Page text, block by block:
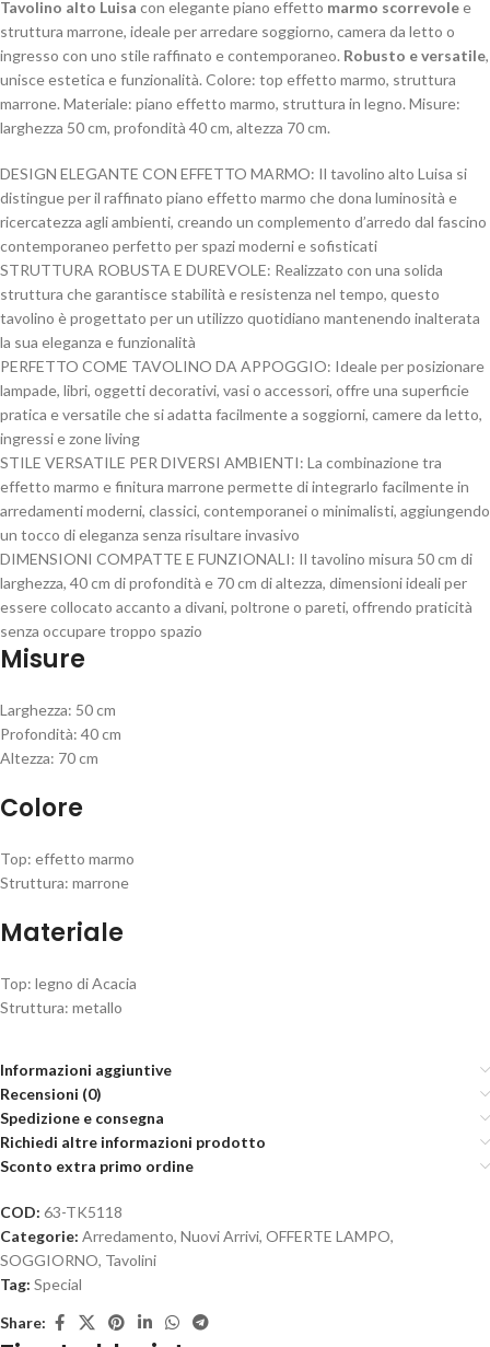
Tavolino alto Luisa con elegante piano effetto marmo scorrevolee
struttura marrone, ideale per arredare soggiorno, camera da letto o
ingresso con uno stile raffinato e contemporaneo. Robusto e versatile,
unisce estetica e funzionalità. Colore: top effetto marmo, struttura
marrone. Materiale: piano effetto marmo, struttura in legno. Misure:
larghezza 50 cm, profondità 40 cm, altezza 70 cm.
DESIGN ELEGANTE CON EFFETTO MARMO: Il tavolino alto Luisa si
distingue per il raffinato piano effetto marmo che dona luminosità e
ricercatezza agli ambienti, creando un complemento d’arredo dal fascino
contemporaneo perfetto per spazi moderni e sofisticati
STRUTTURA ROBUSTA E DUREVOLE: Realizzato con una solida
struttura che garantisce stabilità e resistenza nel tempo, questo
tavolino è progettato per un utilizzo quotidiano mantenendo inalterata
la sua eleganza e funzionalità
PERFETTO COME TAVOLINO DA APPOGGIO: Ideale per posizionare
lampade, libri, oggetti decorativi, vasi o accessori, offre una superficie
pratica e versatile che si adatta facilmente a soggiorni, camere da letto,
ingressi e zone living
STILE VERSATILE PER DIVERSI AMBIENTI: La combinazione tra
effetto marmo e finitura marrone permette di integrarlo facilmente in
arredamenti moderni, classici, contemporanei o minimalisti, aggiungendo
un tocco di eleganza senza risultare invasivo
DIMENSIONI COMPATTE E FUNZIONALI: Il tavolino misura 50 cm di
larghezza, 40 cm di profondità e 70 cm di altezza, dimensioni ideali per
essere collocato accanto a divani, poltrone o pareti, offrendo praticità
senza occupare troppo spazio
Misure
Larghezza: 50 cm
Profondità: 40 cm
Altezza: 70 cm
Colore
Top: effetto marmo
Struttura: marrone
Materiale
Top: legno di Acacia
Struttura: metallo
Informazioni aggiuntive
Recensioni (0)
Spedizione e consegna
Richiedi altre informazioni prodotto
Sconto extra primo ordine
COD: 63-TK5118
Categorie: Arredamento, Nuovi Arrivi, OFFERTE LAMPO,
SOGGIORNO, Tavolini
Tag: Special
Share: